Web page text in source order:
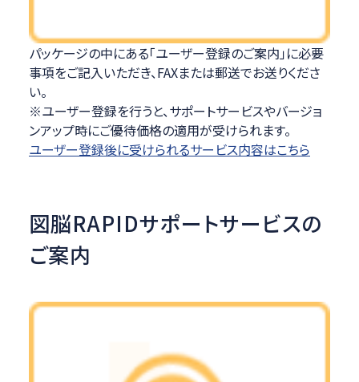
パッケージの中にある「ユーザー登録のご案内」に必要
事項をご記入いただき、FAXまたは郵送でお送りくださ
い。
※ユーザー登録を行うと、サポートサービスやバージョ
ンアップ時にご優待価格の適用が受けられます。
ユーザー登録後に受けられるサービス内容はこちら
図脳RAPIDサポートサービスの
ご案内